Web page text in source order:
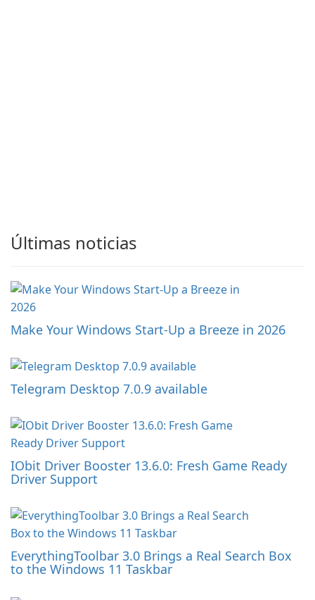
Últimas noticias
Make Your Windows Start-Up a Breeze in 2026
Telegram Desktop 7.0.9 available
IObit Driver Booster 13.6.0: Fresh Game Ready
Driver Support
EverythingToolbar 3.0 Brings a Real Search Box
to the Windows 11 Taskbar